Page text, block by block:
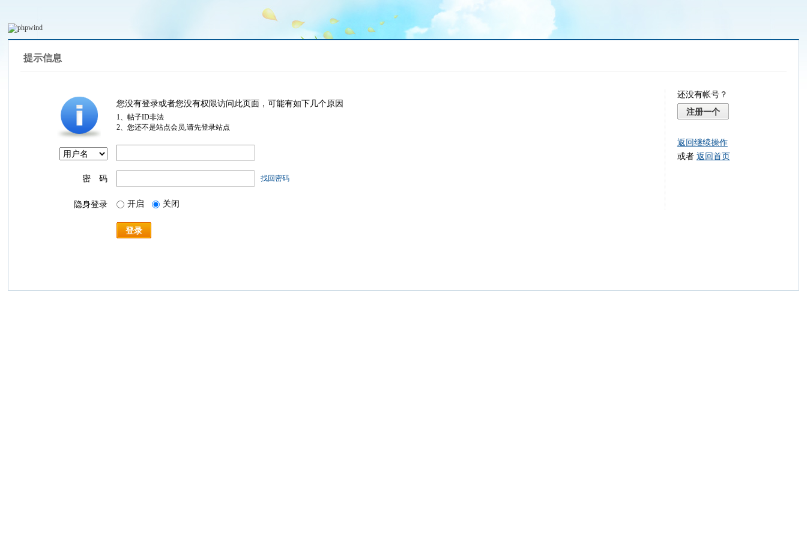
提示信息
您没有登录或者您没有权限访问此页面，可能有如下几个原因
1、帖子ID非法
2、您还不是站点会员,请先登录站点
密 码 找回密码
隐身登录 开启 关闭
登录
还没有帐号？
注册一个
返回继续操作
或者 返回首页